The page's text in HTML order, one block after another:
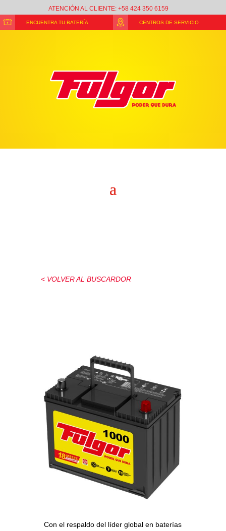
ATENCIÓN AL CLIENTE: +58 424 350 6159
ENCUENTRA TU BATERÍA CENTROS DE SERVICIO
< VOLVER AL BUSCARDOR
Con el respaldo del líder global en baterías